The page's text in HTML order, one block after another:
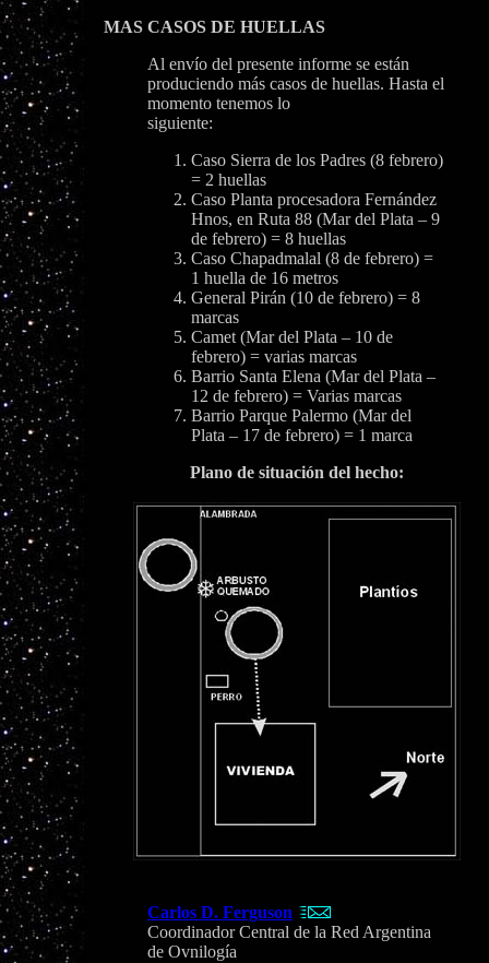
MAS CASOS DE HUELLAS
Al envío del presente informe se están
produciendo más casos de huellas. Hasta el
momento tenemos lo
siguiente:
Caso Sierra de los Padres (8 febrero)
= 2 huellas
Caso Planta procesadora Fernández
Hnos, en Ruta 88 (Mar del Plata – 9
de febrero) = 8 huellas
Caso Chapadmalal (8 de febrero) =
1 huella de 16 metros
General Pirán (10 de febrero) = 8
marcas
Camet (Mar del Plata – 10 de
febrero) = varias marcas
Barrio Santa Elena (Mar del Plata –
12 de febrero) = Varias marcas
Barrio Parque Palermo (Mar del
Plata – 17 de febrero) = 1 marca
Plano de situación del hecho:
Carlos D. Ferguson
Coordinador Central de la Red Argentina
de Ovnilogía